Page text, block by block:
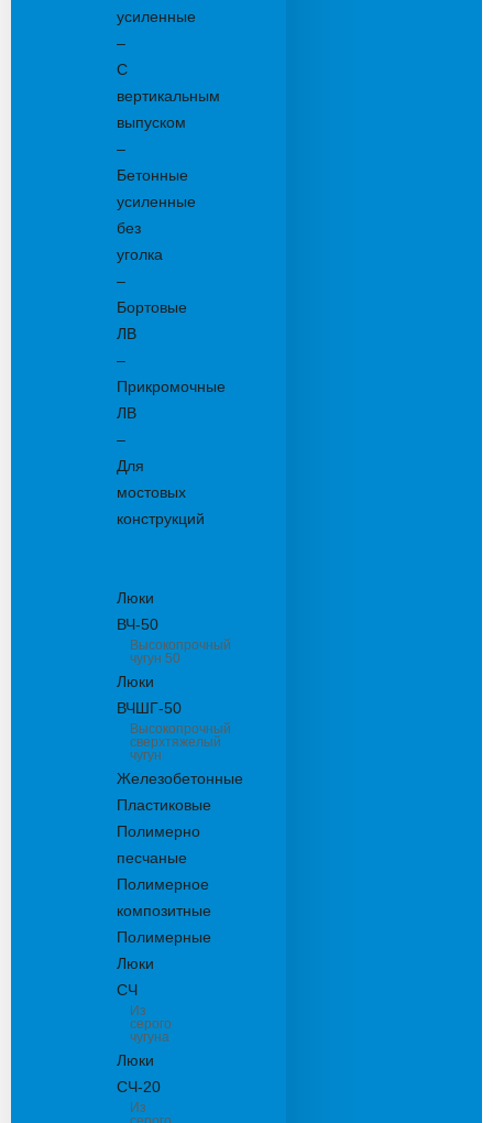
усиленные
–
С
вертикальным
выпуском
–
Бетонные
усиленные
без
уголка
–
Бортовые
ЛВ
–
Прикромочные
ЛВ
–
Для
мостовых
конструкций
Люки
ВЧ-50
Высокопрочный
чугун 50
Люки
ВЧШГ-50
Высокопрочный
сверхтяжелый
чугун
Железобетонные
Пластиковые
Полимерно
песчаные
Полимерное
композитные
Полимерные
Люки
СЧ
Из
серого
чугуна
Люки
СЧ-20
Из